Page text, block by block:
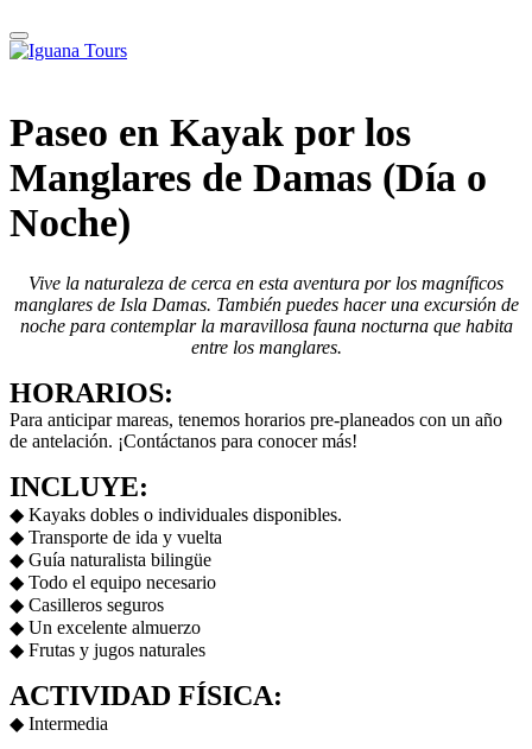
Paseo en Kayak por los
Manglares de Damas (Día o
Noche)
Vive la naturaleza de cerca en esta aventura por los magníficos
manglares de Isla Damas. También puedes hacer una excursión de
noche para contemplar la maravillosa fauna nocturna que habita
entre los manglares.
HORARIOS:
Para anticipar mareas, tenemos horarios pre-planeados con un año
de antelación. ¡Contáctanos para conocer más!
INCLUYE:
◆ Kayaks dobles o individuales disponibles.
◆ Transporte de ida y vuelta
◆ Guía naturalista bilingüe
◆ Todo el equipo necesario
◆ Casilleros seguros
◆ Un excelente almuerzo
◆ Frutas y jugos naturales
ACTIVIDAD FÍSICA:
◆ Intermedia